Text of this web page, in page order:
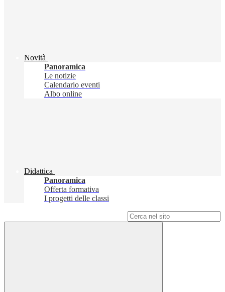
Novità
Panoramica
Le notizie
Calendario eventi
Albo online
Didattica
Panoramica
Offerta formativa
I progetti delle classi